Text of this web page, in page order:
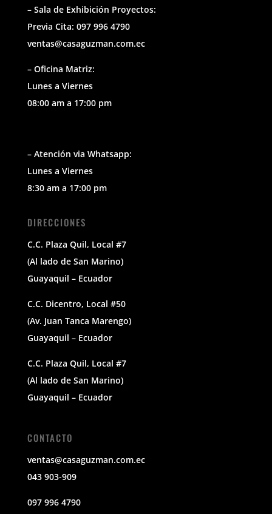
– Sala de Exhibición Proyectos:
Previa Cita: 097 996 4790
ventas@casaguzman.com.ec
– Oficina Matriz:
Lunes a Viernes
08:00 am a 17:00 pm
– Atención via Whatsapp:
Lunes a Viernes
8:30 am a 17:00 pm
DIRECCIONES
C.C. Plaza Quil, Local #7
(Al lado de San Marino)
Guayaquil – Ecuador
C.C. Dicentro, Local #50
(Av. Juan Tanca Marengo)
Guayaquil – Ecuador
C.C. Plaza Quil, Local #7
(Al lado de San Marino)
Guayaquil – Ecuador
CONTACTO
ventas@casaguzman.com.ec
043 903-909
097 996 4790